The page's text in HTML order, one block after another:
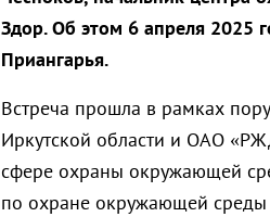
Здор. Об этом 6 апреля 2025
Приангарья.
Встреча прошла в рамках
Иркутской области и ОАО
сфере охраны окружающей
по охране окружающей среды